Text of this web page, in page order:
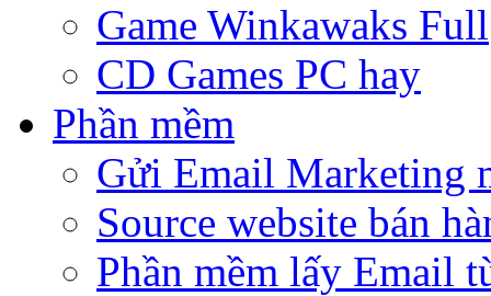
Game Winkawaks Full
CD Games PC hay
Phần mềm
Gửi Email Marketing
Source website bán
Phần mềm lấy Email